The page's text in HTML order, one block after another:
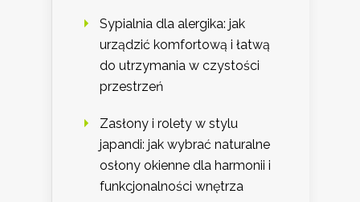
Sypialnia dla alergika: jak
urządzić komfortową i łatwą
do utrzymania w czystości
przestrzeń
Zasłony i rolety w stylu
japandi: jak wybrać naturalne
osłony okienne dla harmonii i
funkcjonalności wnętrza